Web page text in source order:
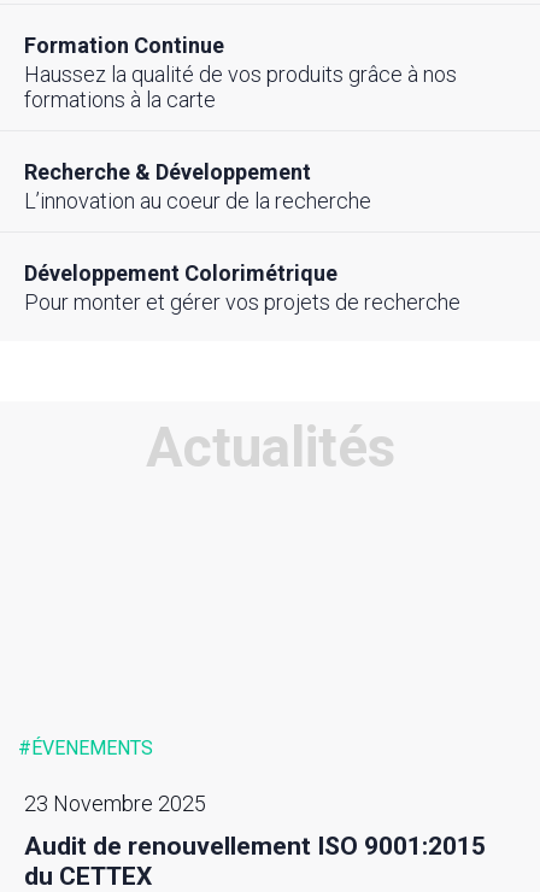
Formation Continue
Haussez la qualité de vos produits grâce à nos
formations à la carte
Recherche & Développement
L’innovation au coeur de la recherche
Développement Colorimétrique
Pour monter et gérer vos projets de recherche
Actualités
#ÉVENEMENTS
23 Novembre 2025
Audit de renouvellement ISO 9001:2015
du CETTEX